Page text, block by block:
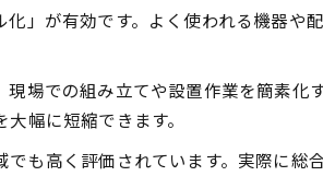
」が有効です。よく使われる機器や
場での組み立てや設置作業を簡素化
幅に短縮できます。
も高く評価されています。実際に総